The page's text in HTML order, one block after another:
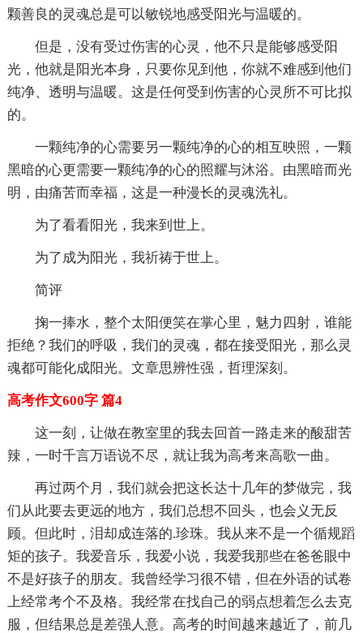
颗善良的灵魂总是可以敏锐地感受阳光与温暖的。
但是，没有受过伤害的心灵，他不只是能够感受阳
光，他就是阳光本身，只要你见到他，你就不难感到他们
纯净、透明与温暖。这是任何受到伤害的心灵所不可比拟
的。
一颗纯净的心需要另一颗纯净的心的相互映照，一颗
黑暗的心更需要一颗纯净的心的照耀与沐浴。由黑暗而光
明，由痛苦而幸福，这是一种漫长的灵魂洗礼。
为了看看阳光，我来到世上。
为了成为阳光，我祈祷于世上。
简评
掬一捧水，整个太阳便笑在掌心里，魅力四射，谁能
拒绝？我们的呼吸，我们的灵魂，都在接受阳光，那么灵
魂都可能化成阳光。文章思辨性强，哲理深刻。
高考作文600字 篇4
这一刻，让做在教室里的我去回首一路走来的酸甜苦
辣，一时千言万语说不尽，就让我为高考来高歌一曲。
再过两个月，我们就会把这长达十几年的梦做完，我
们从此要去更远的地方，我们总想不回头，也会义无反
顾。但此时，泪却成连落的.珍珠。我从来不是一个循规蹈
矩的孩子。我爱音乐，我爱小说，我爱我那些在爸爸眼中
不是好孩子的朋友。我曾经学习很不错，但在外语的试卷
上经常考个不及格。我经常在找自己的弱点想着怎么去克
服，但结果总是差强人意。高考的时间越来越近了，前几